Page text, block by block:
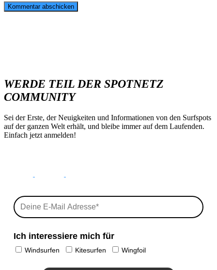
WERDE TEIL DER SPOTNETZ
COMMUNITY
Sei der Erste, der Neuigkeiten und Informationen von den Surfspots
auf der ganzen Welt erhält, und bleibe immer auf dem Laufenden.
Einfach jetzt anmelden!
Ich interessiere mich für
Windsurfen Kitesurfen Wingfoil